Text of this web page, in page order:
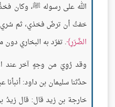
الله على رسوله ﷺ، وكان
خفتُ أن ترضّ فخذي، ثم سُري
الضَّرَرِ . تفرّد به البخاري دون
وقد رُوِيَ من وجهٍ آخر عند
حدَّثنا سليمان بن داود: أنبأنا
خارجة بن زيد قال: قال زيدُ